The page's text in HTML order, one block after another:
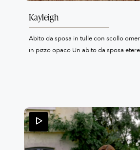
Kayleigh
Abito da sposa in tulle con scollo
in pizzo opaco Un abito da sposa
strato di pizzo Chantilly e stecche a
la figura con eleganza. La gonna è
strati di tulle sovrapposti su una base
creando un effetto morbido e arioso.